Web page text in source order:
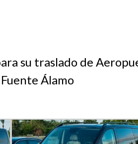
su traslado de
Álamo